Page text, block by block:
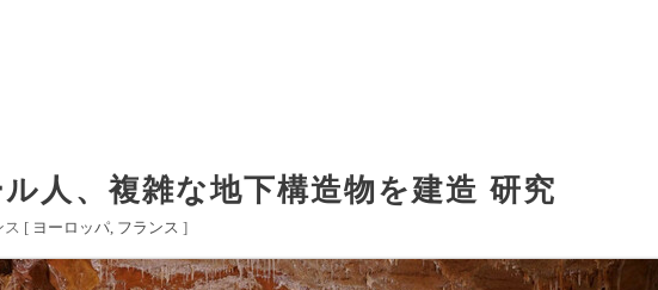
人、複雑な地下構造物を建造 研究
ス [ ヨーロッパ フランス ]